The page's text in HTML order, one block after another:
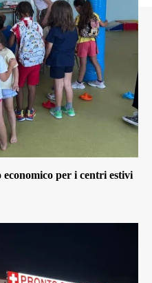
per i centri estivi